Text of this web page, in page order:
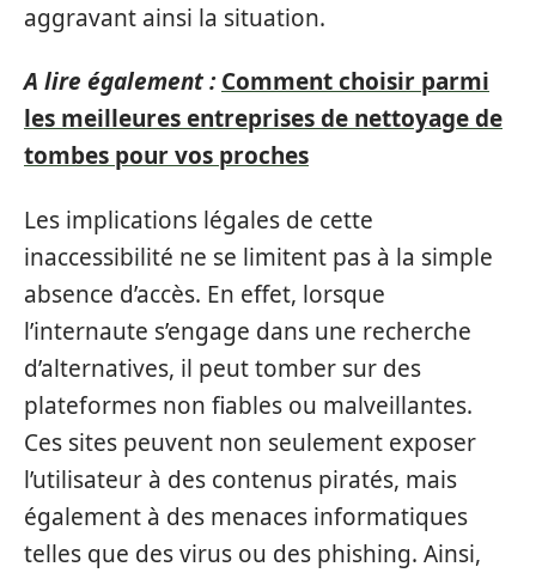
aggravant ainsi la situation.
A lire également : Comment choisir parmi
les meilleures entreprises de nettoyage de
tombes pour vos proches
Les implications légales de cette
inaccessibilité ne se limitent pas à la simple
absence d’accès. En effet, lorsque
l’internaute s’engage dans une recherche
d’alternatives, il peut tomber sur des
plateformes non fiables ou malveillantes.
Ces sites peuvent non seulement exposer
l’utilisateur à des contenus piratés, mais
également à des menaces informatiques
telles que des virus ou des phishing. Ainsi,